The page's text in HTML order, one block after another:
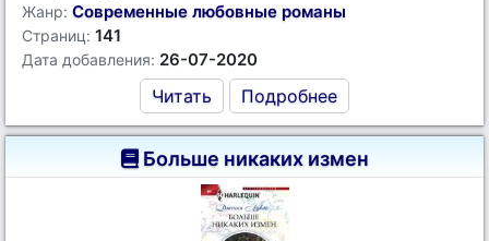
Жанр: Современные любовные романы
Страниц: 141
Дата добавления: 26-07-2020
Читать Подробнее
Больше никаких измен